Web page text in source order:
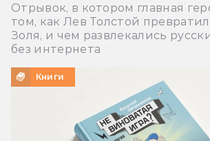
Отрывок, в котором главная
том, как Лев Толстой
Золя, и чем развлекались
без интернета
Книги